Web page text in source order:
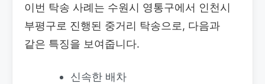
이번 탁송 사례는 수원시 영통구에서 인천시
부평구로 진행된 중거리 탁송으로, 다음과
같은 특징을 보여줍니다.
신속한 배차